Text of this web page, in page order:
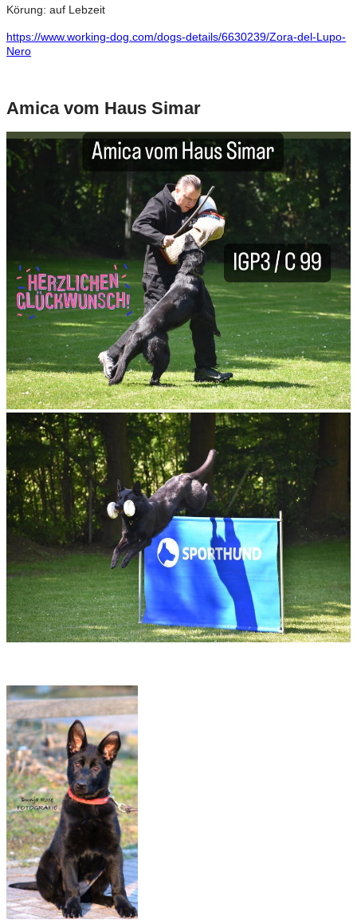
Körung: auf Lebzeit
https://www.working-dog.com/dogs-details/6630239/Zora-del-Lupo-
Nero
Amica vom Haus Simar